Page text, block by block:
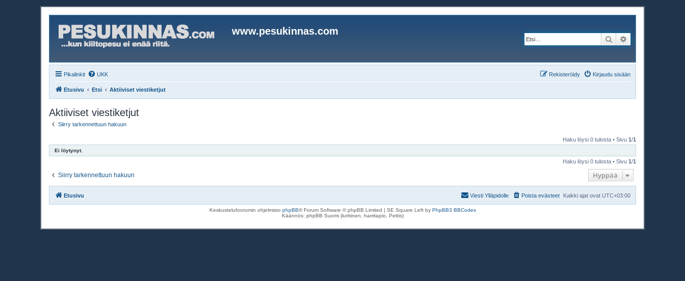
www.pesukinnas.com
Etsi
Pikalinkit UKK Kirjaudu sisään
Rekisteröidy
Etusivu Etsi Aktiiviset viestiketjut
Aktiiviset viestiketjut
Siirry tarkennettuun hakuun
Haku löysi 0 tulosta • Sivu 1/1
Ei löytynyt.
Haku löysi 0 tulosta • Sivu 1/1
Siirry tarkennettuun hakuun Hyppää
Etusivu Kaikki ajat ovat UTC+03:00
Poista evästeet
Viesti Ylläpidolle
Keskustelufoorumin ohjelmisto phpBB® Forum Software © phpBB Limited | SE Square Left by PhpBB3 BBCodes
Käännös: phpBB Suomi (lurttinen, harritapio, Pettis)